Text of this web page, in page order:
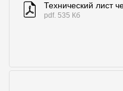
Технический лист
pdf. 535 Кб